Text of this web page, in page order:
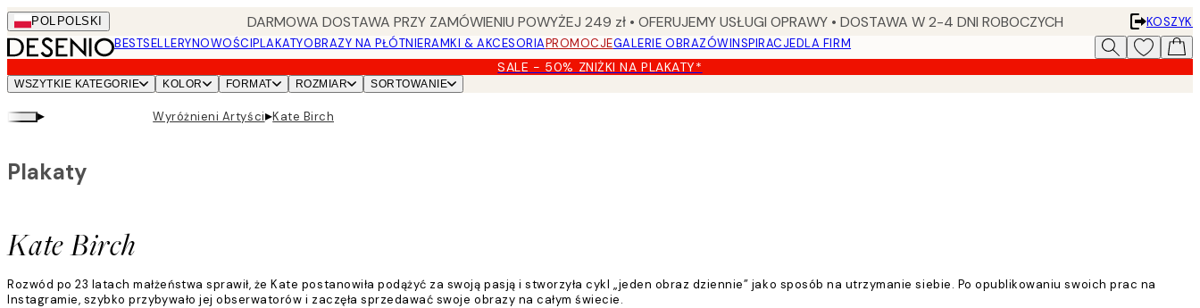
Skip
to
main
content.
POL POLSKI DARMOWA DOSTAWA PRZY ZAMÓWIENIU POWYŻEJ 249 zł • OFERUJEMY USŁUGI OPRAWY • DOSTAWA W 2-4 DNI ROBOCZYCH
KOSZYK
BESTSELLERYNOWOŚCIPLAKATYOBRAZY NA PŁÓTNIERAMKI & AKCESORIAPROMOCJEGALERIE OBRAZÓWINSPIRACJEDLA FIRM
SALE - 50% ZNIŻKI NA PLAKATY*
WSZYTKIE KATEGORIE KOLOR FORMAT ROZMIAR SORTOWANIE
▸ Wyróżnieni Artyści▸Kate Birch
Kate Birch
Plakaty
Rozwód po 23 latach małżeństwa sprawił, że Kate postanowiła podążyć za swoją pasją i stworzyła cykl „jeden obraz dziennie” jako sposób na utrzymanie siebie. Po opublikowaniu swoich prac na
Instagramie, szybko przybywało jej obserwatorów i zaczęła sprzedawać swoje obrazy na całym świecie.